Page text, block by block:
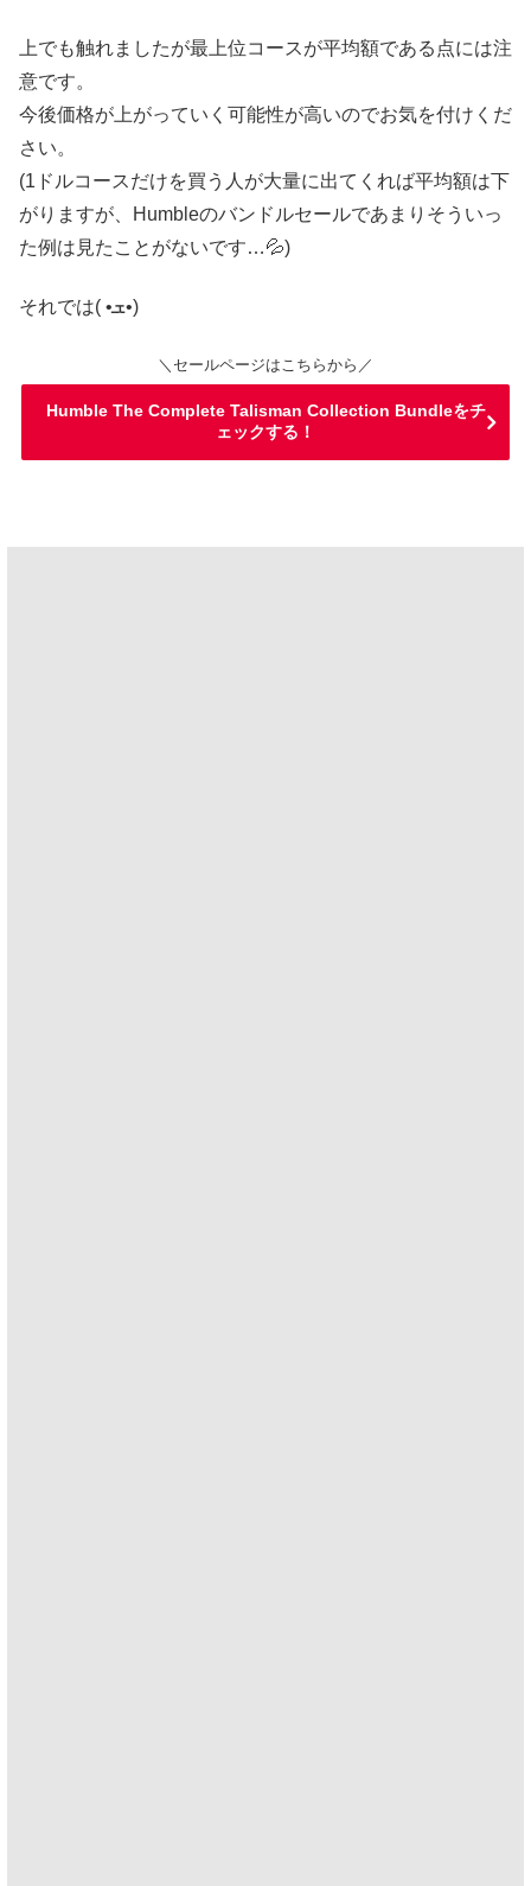
上でも触れましたが最上位コースが平均額である点には注
意です。
今後価格が上がっていく可能性が高いのでお気を付けくだ
さい。
(1ドルコースだけを買う人が大量に出てくれば平均額は下
がりますが、Humbleのバンドルセールであまりそういっ
た例は見たことがないです…💦)
それでは( •ܫ•)
＼セールページはこちらから／
Humble The Complete Talisman Collection Bundleをチ
ェックする！